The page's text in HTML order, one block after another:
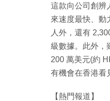
這款向公司創辨
來速度最快、動
人外，還有
級數據。此外，
200 萬美元(約
有機會在香港看
【熱門報道】